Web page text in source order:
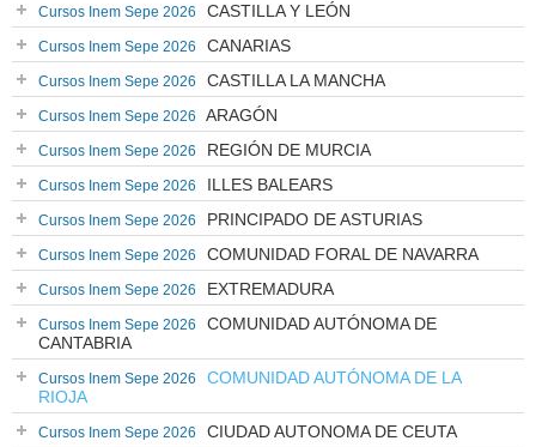
Cursos Inem Sepe 2026 CASTILLA Y LEÓN
Cursos Inem Sepe 2026 CANARIAS
Cursos Inem Sepe 2026 CASTILLA LA MANCHA
Cursos Inem Sepe 2026 ARAGÓN
Cursos Inem Sepe 2026 REGIÓN DE MURCIA
Cursos Inem Sepe 2026 ILLES BALEARS
Cursos Inem Sepe 2026 PRINCIPADO DE ASTURIAS
Cursos Inem Sepe 2026 COMUNIDAD FORAL DE NAVARRA
Cursos Inem Sepe 2026 EXTREMADURA
Cursos Inem Sepe 2026
COMUNIDAD AUTÓNOMA DE
CANTABRIA
Cursos Inem Sepe 2026
COMUNIDAD AUTÓNOMA DE LA
RIOJA
Cursos Inem Sepe 2026 CIUDAD AUTONOMA DE CEUTA